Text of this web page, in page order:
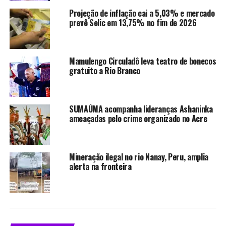
Compartilhe isso:
Facebook
Telegram
Relacionado
Projeção de inflação cai a 5,03% e mercado
prevê Selic em 13,75% no fim de 2026
Mamulengo Circuladô leva teatro de bonecos
gratuito a Rio Branco
SUMAÚMA acompanha lideranças Ashaninka
ameaçadas pelo crime organizado no Acre
Mineração ilegal no rio Nanay, Peru, amplia
alerta na fronteira